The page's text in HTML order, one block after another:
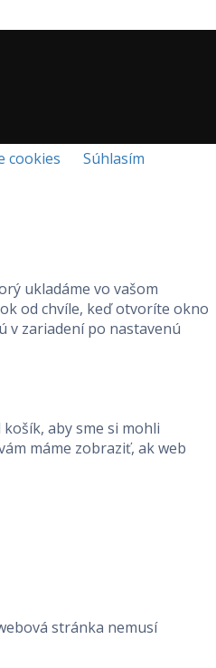
cookies Súhlasím
ukladáme vo vašom
od chvíle, keď otvoríte okno
v zariadení po nastavenú
aby sme si mohli
máme zobraziť, ak web
stránka nemusí